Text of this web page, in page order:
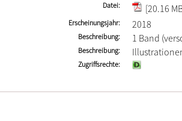
Datei [20.16
Erscheinungsjahr 2018
Beschreibung 1 Band
Beschreibung
Zugriffsrechte